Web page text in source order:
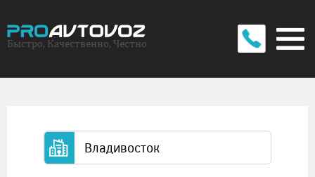
Быстро, Качественно, Честно